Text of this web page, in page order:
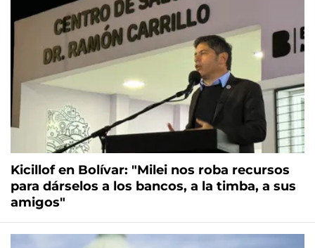
Kicillof en Bolívar: "Milei nos roba recursos
para dárselos a los bancos, a la timba, a sus
amigos"